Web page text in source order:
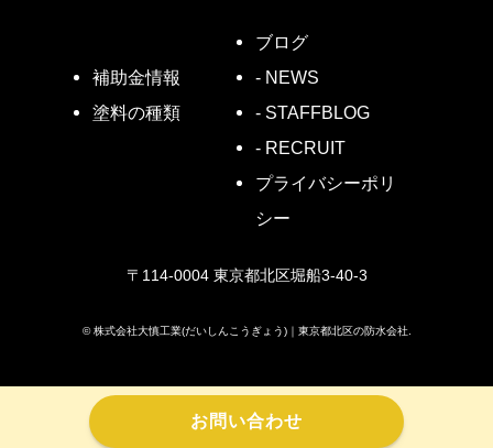
お問い合わせ
補助金情報
塗料の種類
ブログ
- NEWS
- STAFFBLOG
- RECRUIT
プライバシーポリ
シー
〒114-0004 東京都北区堀船3-40-3
©株式会社大慎工業(だいしんこうぎょう)｜東京都北区の防水会社.